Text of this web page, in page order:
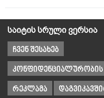
საიტის სრული ვერსია
ჩვენ შესახებ
რეკლამა